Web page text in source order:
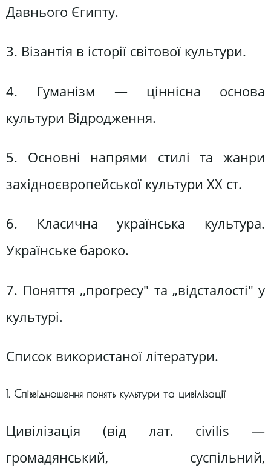
Давнього Єгипту.
3. Візантія в історії світової культури.
4. Гуманізм — ціннісна основа
культури Відродження.
5. Основні напрями стилі та жанри
західноєвропейської культури XX ст.
6. Класична українська культура.
Українське бароко.
7. Поняття ,,прогресу" та „відсталості" у
культурі.
Список використаної літератури.
1. Співвідношення понять культури та цивілізації
Цивілізація (від лат. civilis —
громадянський, суспільний,